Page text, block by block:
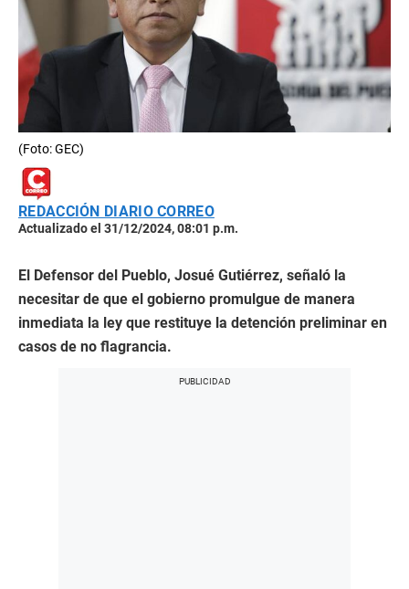
(Foto: GEC)
REDACCIÓN DIARIO CORREO
Actualizado el 31/12/2024, 08:01 p.m.
El Defensor del Pueblo, Josué Gutiérrez, señaló la
necesitar de que el gobierno promulgue de manera
inmediata la ley que restituye la detención preliminar en
casos de no flagrancia.